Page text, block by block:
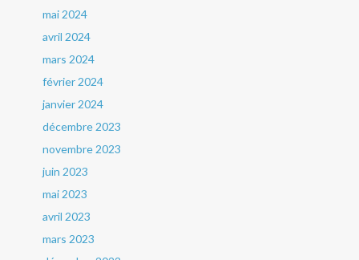
mai 2024
avril 2024
mars 2024
février 2024
janvier 2024
décembre 2023
novembre 2023
juin 2023
mai 2023
avril 2023
mars 2023